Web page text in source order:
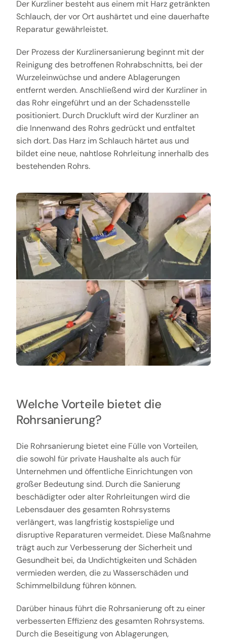
Der Kurzliner besteht aus einem mit Harz getränkten
Schlauch, der vor Ort aushärtet und eine dauerhafte
Reparatur gewährleistet.
Der Prozess der Kurzlinersanierung beginnt mit der
Reinigung des betroffenen Rohrabschnitts, bei der
Wurzeleinwüchse und andere Ablagerungen
entfernt werden. Anschließend wird der Kurzliner in
das Rohr eingeführt und an der Schadensstelle
positioniert. Durch Druckluft wird der Kurzliner an
die Innenwand des Rohrs gedrückt und entfaltet
sich dort. Das Harz im Schlauch härtet aus und
bildet eine neue, nahtlose Rohrleitung innerhalb des
bestehenden Rohrs.
Welche Vorteile bietet die
Rohrsanierung?
Die Rohrsanierung bietet eine Fülle von Vorteilen,
die sowohl für private Haushalte als auch für
Unternehmen und öffentliche Einrichtungen von
großer Bedeutung sind. Durch die Sanierung
beschädigter oder alter Rohrleitungen wird die
Lebensdauer des gesamten Rohrsystems
verlängert, was langfristig kostspielige und
disruptive Reparaturen vermeidet. Diese Maßnahme
trägt auch zur Verbesserung der Sicherheit und
Gesundheit bei, da Undichtigkeiten und Schäden
vermieden werden, die zu Wasserschäden und
Schimmelbildung führen können.
Darüber hinaus führt die Rohrsanierung oft zu einer
verbesserten Effizienz des gesamten Rohrsystems.
Durch die Beseitigung von Ablagerungen,